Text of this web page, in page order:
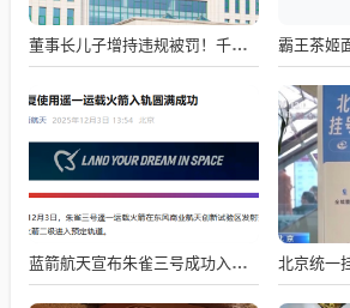
董事长儿子增持违规被罚！千红制药市值128亿，半年净赚2.58亿却踩雷信托5年
蓝箭航天宣布朱雀三号成功入轨，技术突破五大项，深入排查回收失败原因